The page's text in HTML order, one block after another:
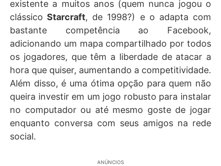
existente a muitos anos (quem nunca jogou o
clássico Starcraft, de 1998?) e o adapta com
bastante competência ao Facebook,
adicionando um mapa compartilhado por todos
os jogadores, que têm a liberdade de atacar a
hora que quiser, aumentando a competitividade.
Além disso, é uma ótima opção para quem não
queira investir em um jogo robusto para instalar
no computador ou até mesmo goste de jogar
enquanto conversa com seus amigos na rede
social.
ANÚNCIOS